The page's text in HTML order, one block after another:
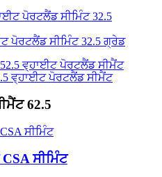
ਪੋਰਟਲੈਂਡ ਸੀਮਿੰਟ 32.5 ਗ੍ਰੇਡ
ਵ੍ਹਾਈਟ ਪੋਰਟਲੈਂਡ ਸੀਮੈਂਟ
62.5
ਸੀਮਿੰਟ